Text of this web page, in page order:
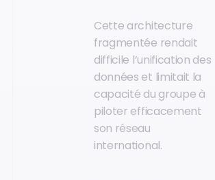
Cette architecture
fragmentée rendait
difficile l’unification des
données et limitait la
capacité du groupe à
piloter efficacement
son réseau
international.